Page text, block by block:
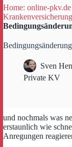
Home: online-pkv.de
Krankenversicherung
Sven
Private KV
und nochmals was
erstaunlich wie
Anregungen